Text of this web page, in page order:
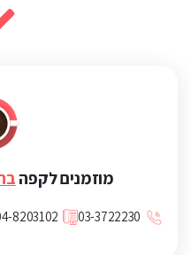
מוזמנים לקפה
03-3722230
8203102